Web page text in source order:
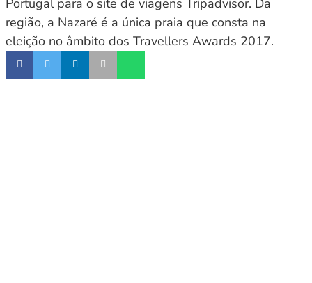
região, a Nazaré é a única praia que consta na
eleição no âmbito dos Travellers Awards 2017.